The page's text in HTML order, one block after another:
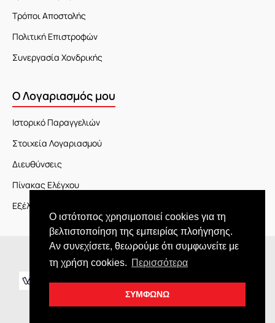
Ο ιστότοπος χρησιμοποιεί cookies για τη
βελτιστοποίηση της εμπειρίας πλοήγησης.
Αν συνεχίσετε, θεωρούμε ότι συμφωνείτε με
τη χρήση cookies. Περισσότερα
ΣΥΜΦΩΝΩ
Τρόποι Αποστολής
Πολιτική Επιστροφών
Συνεργασία Χονδρικής
Ο Λογαριασμός μου
Ιστορικό Παραγγελιών
Στοιχεία Λογαριασμού
Διευθύνσεις
Πίνακας Ελέγχου
Εξέλιξη Παραγγελίας
Copyright © 2026 JOY market